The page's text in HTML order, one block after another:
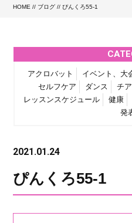
HOME // ブログ // ぴんくろ55-1
アクロバット イベント、大
セルフケア
ダンス チア
レッスンスケジュール
健康
発
2021.01.24
ぴんくろ55-1